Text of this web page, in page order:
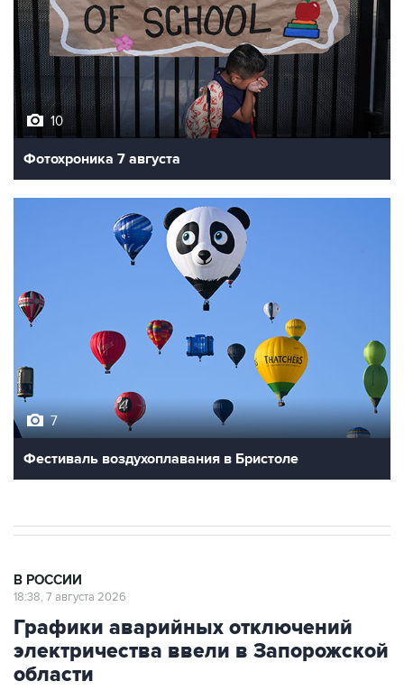
10
Фотохроника 7 августа
Фестиваль воздухоплавания в Бристоле
Графики аварийных отключений
электричества ввели в Запорожской
области
Москва. 7 августа. INTERFAX.RU - Графики